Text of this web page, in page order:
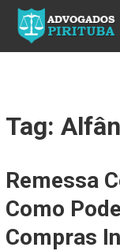
ADVOGADOS
Precisando de
Fazemos toda a
Tag:
Remessa
Como
Compras